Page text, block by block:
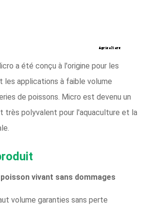
a été conçu à l'origine pour les
les applications à faible volume
de poissons. Micro est devenu un
très polyvalent pour l'aquaculture et la
vivant sans dommages
volume garanties sans perte